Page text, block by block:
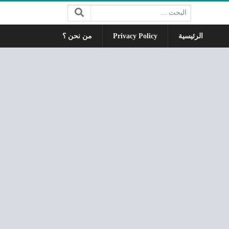
البحث:
الرئيسية Privacy Policy من نحن ؟